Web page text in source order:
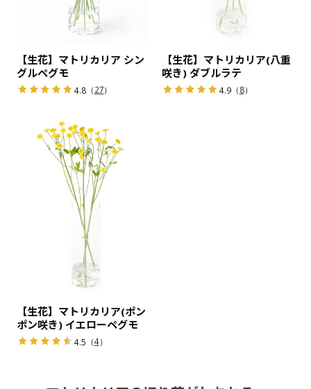
【生花】マトリカリア シン
グルペグモ
4.8（27）
【生花】マトリカリア(八重
咲き) ダブルラテ
4.9（8）
【生花】マトリカリア(ポン
ポン咲き) イエローペグモ
4.5 （4）